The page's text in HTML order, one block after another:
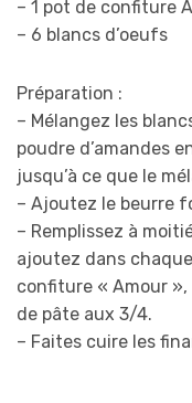
– 1 pot de confiture
– 6 blancs d’oeufs
Préparation :
– Mélangez les
poudre d’amandes
jusqu’à ce que le
– Ajoutez le beurre
– Remplissez à
ajoutez dans
confiture « Amour »,
de pâte aux 3/4.
– Faites cuire les